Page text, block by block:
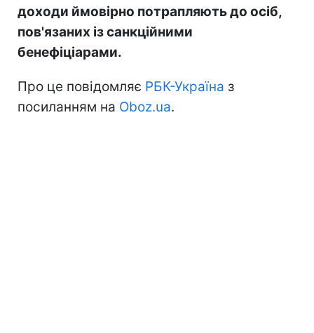
доходи ймовірно потрапляють до осіб,
пов'язаних із санкційними
бенефіціарами.
Про це повідомляє РБК-Україна з
посиланням на Oboz.ua.